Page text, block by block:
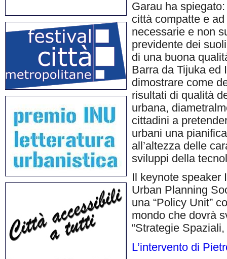
Garau ha
città compatte e
necessarie e non
previdente dei
di una buona
Barra da Tijuka ed
dimostrare come
risultati di qualità
urbana,
cittadini a
urbani una
all’altezza delle
sviluppi della
Il keynote
Urban Planning
una “Policy Unit”
mondo che dovrà
“Strategie
L’intervento di